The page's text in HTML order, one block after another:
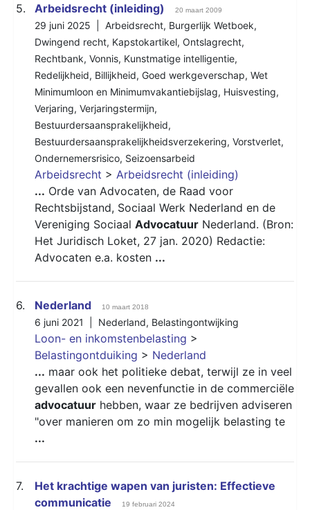
5. Arbeidsrecht (inleiding) 20 maart 2009
29 juni 2025 | Arbeidsrecht, Burgerlijk Wetboek,
Dwingend recht, Kapstokartikel, Ontslagrecht,
Rechtbank, Vonnis, Kunstmatige intelligentie,
Redelijkheid, Billijkheid, Goed werkgeverschap, Wet
Minimumloon en Minimumvakantiebijslag, Huisvesting,
Verjaring, Verjaringstermijn,
Bestuurdersaansprakelijkheid,
Bestuurdersaansprakelijkheidsverzekering, Vorstverlet,
Ondernemersrisico, Seizoensarbeid
Arbeidsrecht > Arbeidsrecht (inleiding)
... Orde van Advocaten, de Raad voor
Rechtsbijstand, Sociaal Werk Nederland en de
Vereniging Sociaal Advocatuur Nederland. (Bron:
Het Juridisch Loket, 27 jan. 2020) Redactie:
Advocaten e.a. kosten ...
6. Nederland 10 maart 2018
6 juni 2021 | Nederland, Belastingontwijking
Loon- en inkomstenbelasting >
Belastingontduiking > Nederland
... maar ook het politieke debat, terwijl ze in veel
gevallen ook een nevenfunctie in de commerciële
advocatuur hebben, waar ze bedrijven adviseren
"over manieren om zo min mogelijk belasting te
...
7.
Het krachtige wapen van juristen: Effectieve
communicatie
19 februari 2024